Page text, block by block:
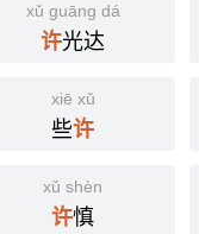
xǔ guāng dá
许光达
xiē xǔ
些许
xǔ shèn
许慎